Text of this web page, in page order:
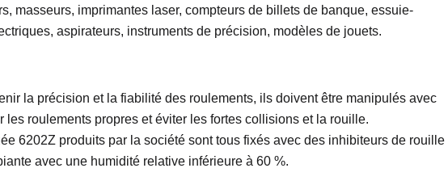
masseurs, imprimantes laser, compteurs de billets de banque, essuie-
aspirateurs, instruments de précision, modèles de jouets.
la précision et la fiabilité des roulements, ils doivent être manipulés avec
roulements propres et éviter les fortes collisions et la rouille.
6202Z produits par la société sont tous fixés avec des inhibiteurs de rouille
avec une humidité relative inférieure à 60 %.